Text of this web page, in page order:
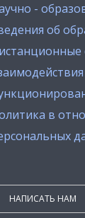
-
об
в
НАПИСАТЬ НАМ